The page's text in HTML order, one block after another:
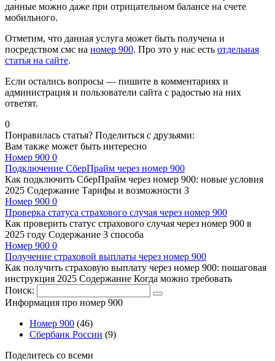
данные можно даже при отрицательном балансе на счете
мобильного.
Отметим, что данная услуга может быть получена и
посредством смс на номер 900. Про это у нас есть отдельная
статья на сайте.
Если остались вопросы — пишите в комментариях и
администрация и пользователи сайта с радостью на них
ответят.
0
Понравилась статья? Поделиться с друзьями:
Вам также может быть интересно
Номер 900 0
Подключение СберПрайм через номер 900
Как подключить СберПрайм через номер 900: новые условия
2025 Содержание Тарифы и возможности 3
Номер 900 0
Проверка статуса страхового случая через номер 900
Как проверить статус страхового случая через номер 900 в
2025 году Содержание 3 способа
Номер 900 0
Получение страховой выплаты через номер 900
Как получить страховую выплату через номер 900: пошаговая
инструкция 2025 Содержание Когда можно требовать
Поиск:
Информация про номер 900
Номер 900 (46)
Сбербанк России (9)
Поделитесь со всеми